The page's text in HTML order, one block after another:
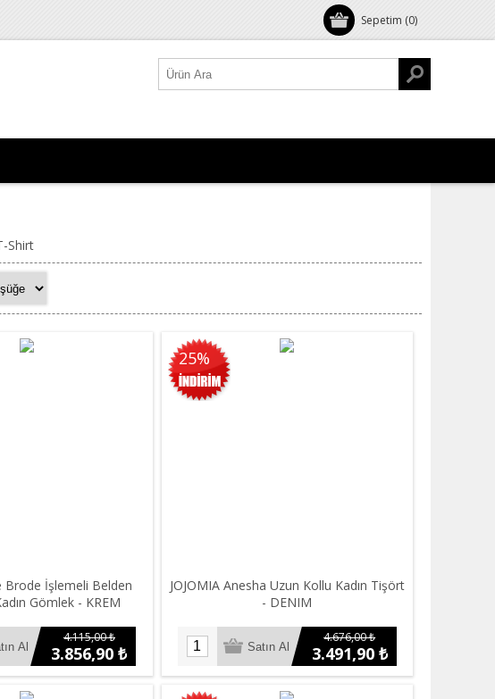
Sepetim (0)
Shirt
Brode İşlemeli Belden
Gömlek - KREM
4.115,00 ₺
3.856,90 ₺
25%
JOJOMIA Anesha Uzun Kollu Kadın Tişört
- DENIM
4.676,00 ₺
3.491,90 ₺